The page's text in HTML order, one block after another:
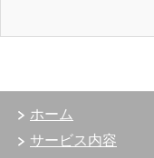
ホーム
サービス内容